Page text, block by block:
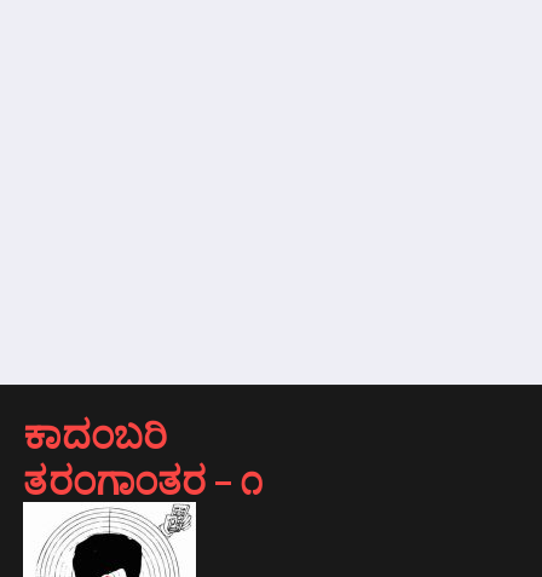
ಕಾದಂಬರಿ
ತರಂಗಾಂತರ – ೧